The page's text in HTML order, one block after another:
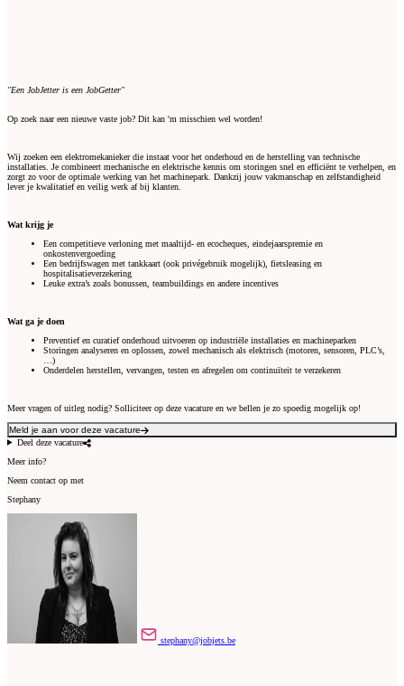
"Een JobJetter is een JobGetter"
Op zoek naar een nieuwe vaste job? Dit kan 'm misschien wel worden!
Wij zoeken een elektromekanieker die instaat voor het onderhoud en de herstelling van technische
installaties. Je combineert mechanische en elektrische kennis om storingen snel en efficiënt te verhelpen, en
zorgt zo voor de optimale werking van het machinepark. Dankzij jouw vakmanschap en zelfstandigheid
lever je kwalitatief en veilig werk af bij klanten.
Wat krijg je
Een competitieve verloning met maaltijd- en ecocheques, eindejaarspremie en
onkostenvergoeding
Een bedrijfswagen met tankkaart (ook privégebruik mogelijk), fietsleasing en
hospitalisatieverzekering
Leuke extra’s zoals bonussen, teambuildings en andere incentives
Wat ga je doen
Preventief en curatief onderhoud uitvoeren op industriële installaties en machineparken
Storingen analyseren en oplossen, zowel mechanisch als elektrisch (motoren, sensoren, PLC’s,
…)
Onderdelen herstellen, vervangen, testen en afregelen om continuïteit te verzekeren
Meer vragen of uitleg nodig? Solliciteer op deze vacature en we bellen je zo spoedig mogelijk op!
Meld je aan voor deze vacature
Deel deze vacature
Meer info?
Neem contact op met
Stephany
stephany@jobjets.be